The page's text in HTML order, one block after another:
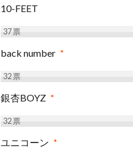
10-FEET
37票
back number *
32票
銀杏BOYZ *
32票
ユニコーン *